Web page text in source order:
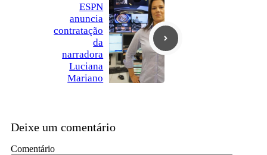
ESPN
anuncia
contratação
da
narradora
Luciana
Mariano
Deixe um comentário
Comentário